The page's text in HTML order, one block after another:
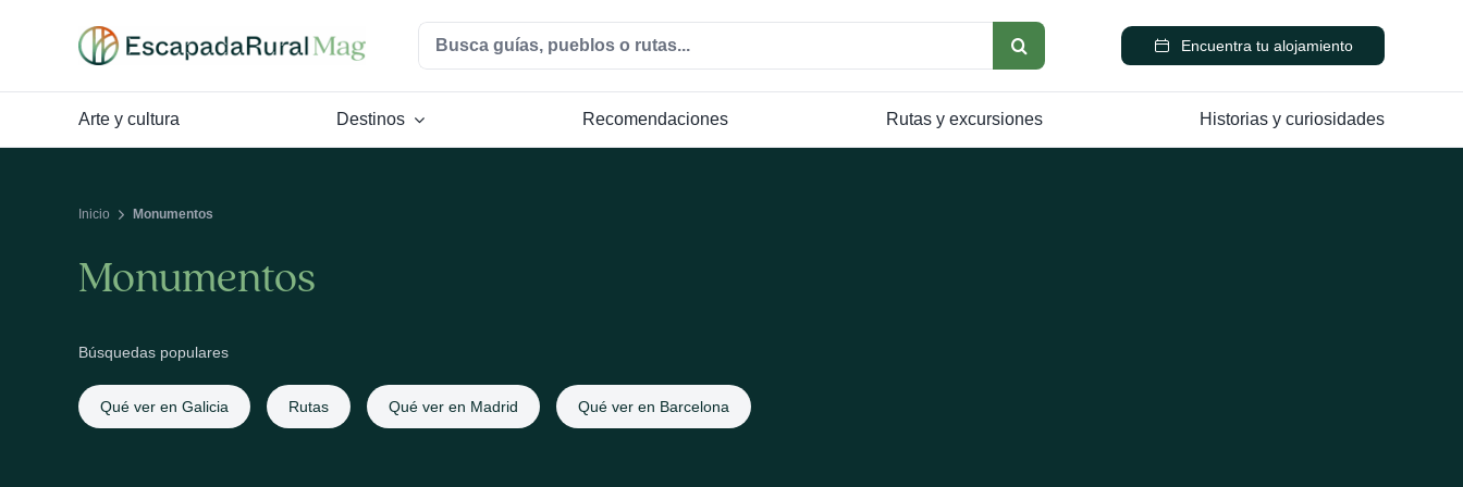
Buscar:
Encuentra tu alojamiento
Arte y cultura Destinos Recomendaciones Rutas y excursiones Historias y curiosidades
Inicio Monumentos
Monumentos
Búsquedas populares
Qué ver en Galicia Rutas Qué ver en Madrid Qué ver en Barcelona